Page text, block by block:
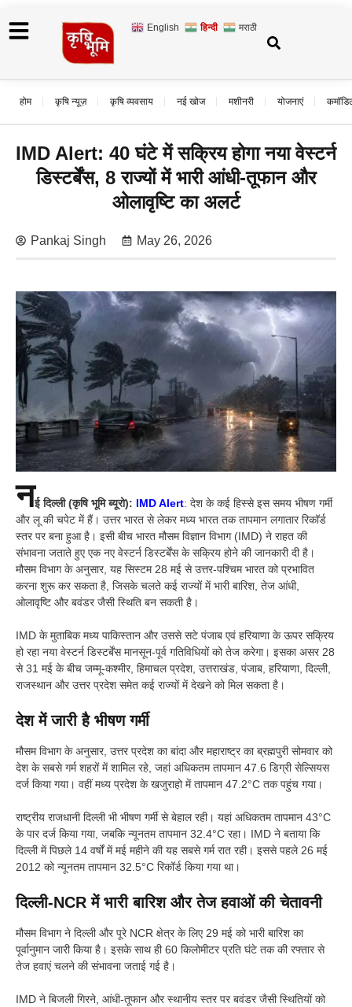
English हिन्दी मराठी
होम कृषि न्यूज़ कृषि व्यवसाय नई खोज मशीनरी योजनाएं
IMD Alert: 40 घंटे में सक्रिय होगा नया वेस्टर्न
डिस्टर्बेंस, 8 राज्यों में भारी आंधी-तूफान और
ओलावृष्टि का अलर्ट
Pankaj Singh May 26, 2026
नई दिल्ली (कृषि भूमि ब्यूरो): IMD Alert: देश के कई हिस्से इस समय भीषण गर्मी
और लू की चपेट में हैं। उत्तर भारत से लेकर मध्य भारत तक तापमान लगातार रिकॉर्ड
स्तर पर बना हुआ है। इसी बीच भारत मौसम विज्ञान विभाग (IMD) ने राहत की
संभावना जताते हुए एक नए वेस्टर्न डिस्टर्बेंस के सक्रिय होने की जानकारी दी है।
मौसम विभाग के अनुसार, यह सिस्टम 28 मई से उत्तर-पश्चिम भारत को प्रभावित
करना शुरू कर सकता है, जिसके चलते कई राज्यों में भारी बारिश, तेज आंधी,
ओलावृष्टि और बवंडर जैसी स्थिति बन सकती है।
IMD के मुताबिक मध्य पाकिस्तान और उससे सटे पंजाब एवं हरियाणा के ऊपर सक्रिय
हो रहा नया वेस्टर्न डिस्टर्बेंस मानसून-पूर्व गतिविधियों को तेज करेगा। इसका असर 28
से 31 मई के बीच जम्मू-कश्मीर, हिमाचल प्रदेश, उत्तराखंड, पंजाब, हरियाणा, दिल्ली,
राजस्थान और उत्तर प्रदेश समेत कई राज्यों में देखने को मिल सकता है।
देश में जारी है भीषण गर्मी
मौसम विभाग के अनुसार, उत्तर प्रदेश का बांदा और महाराष्ट्र का ब्रह्मपुरी सोमवार को
देश के सबसे गर्म शहरों में शामिल रहे, जहां अधिकतम तापमान 47.6 डिग्री सेल्सियस
दर्ज किया गया। वहीं मध्य प्रदेश के खजुराहो में तापमान 47.2°C तक पहुंच गया।
राष्ट्रीय राजधानी दिल्ली भी भीषण गर्मी से बेहाल रही। यहां अधिकतम तापमान 43°C
के पार दर्ज किया गया, जबकि न्यूनतम तापमान 32.4°C रहा। IMD ने बताया कि
दिल्ली में पिछले 14 वर्षों में मई महीने की यह सबसे गर्म रात रही। इससे पहले 26 मई
2012 को न्यूनतम तापमान 32.5°C रिकॉर्ड किया गया था।
दिल्ली-NCR में भारी बारिश और तेज हवाओं की चेतावनी
मौसम विभाग ने दिल्ली और पूरे NCR क्षेत्र के लिए 29 मई को भारी बारिश का
पूर्वानुमान जारी किया है। इसके साथ ही 60 किलोमीटर प्रति घंटे तक की रफ्तार से
तेज हवाएं चलने की संभावना जताई गई है।
IMD ने बिजली गिरने, आंधी-तूफान और स्थानीय स्तर पर बवंडर जैसी स्थितियों को